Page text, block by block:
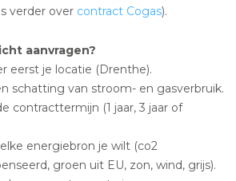
verder over contract Cogas).
aanvragen?
eerst je locatie (Drenthe).
schatting van stroom- en gasverbruik.
contracttermijn (1 jaar, 3 jaar of
energiebron je wilt (co2
groen uit EU, zon, wind, grijs).